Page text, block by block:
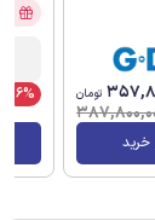
تومان
خرید
16%